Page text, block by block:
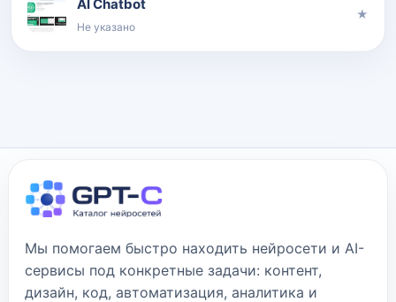
AI Chatbot
Не указано
★
Мы помогаем быстро находить нейросети и AI-
сервисы под конкретные задачи: контент,
дизайн, код, автоматизация, аналитика и